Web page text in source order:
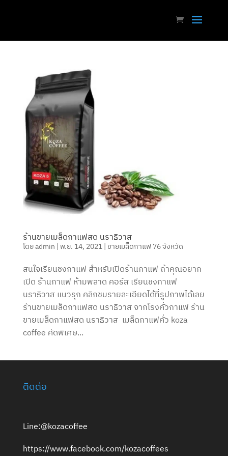
ร้านขายเมล็ดกาแฟสด นราธิวาส
โดยadmin | พ.ย. 14, 2021| ขายเมล็ดกาแฟ 76 จังหวัด
สนใจเรียนชงกาแฟ สำหรับเปิดร้านกาแฟ ถ้าคุณอยาก
เปิด ร้านกาแฟ ห้ามพลาด คอร์ส เรียนชงกาแฟ
นราธิวาส แนวรุก คลิกชมรายละเอียดได้ที่รูปภาพได้เลย
ร้านขายเมล็ดกาแฟสด นราธิวาส จากโรงคั่วกาแฟ ร้าน
ขายเมล็ดกาแฟสด นราธิวาส เมล็ดกาแฟคั่ว koza
coffee คัดพิเศษ...
ติดต่อ
Line:@kozacoffee
https://www.facebook.com/kozacoffees